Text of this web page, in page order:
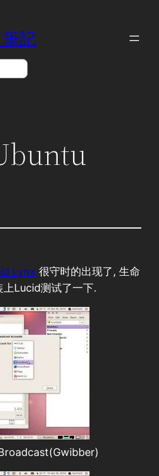
記
Lynx 很守时的出现了, 生命
Lucid测试了一下.